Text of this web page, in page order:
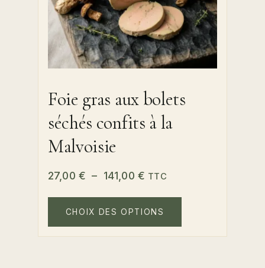
produit
Foie gras aux bolets
séchés confits à la
Malvoisie
27,00 € – 141,00 € Plage
prix :
27,00 €
à
TTC
CHOIX DES OPTIONS
Ce
plusieurs